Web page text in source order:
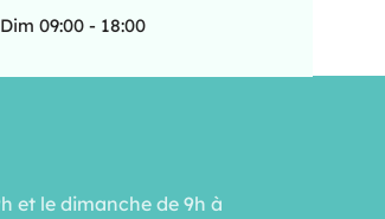
09:00 - 18:00
et le dimanche de 9h à